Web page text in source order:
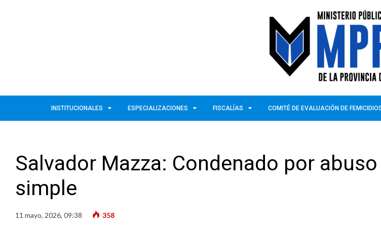
INSTITUCIONALES ESPECIALIZACIONES FISCALÍAS COMITÉ DE EVALUACIÓN DE
Salvador Mazza: Condenado por
simple
11 mayo, 2026, 09:38 358